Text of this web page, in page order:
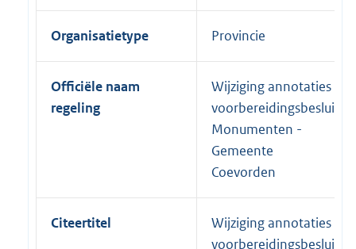
Organisatietype Provincie
Officiële naam
regeling
Wijziging annotaties
voorbereidingsbesluit
Monumenten -
Gemeente
Coevorden
Citeertitel
Wijziging annotaties
voorbereidingsbesluit